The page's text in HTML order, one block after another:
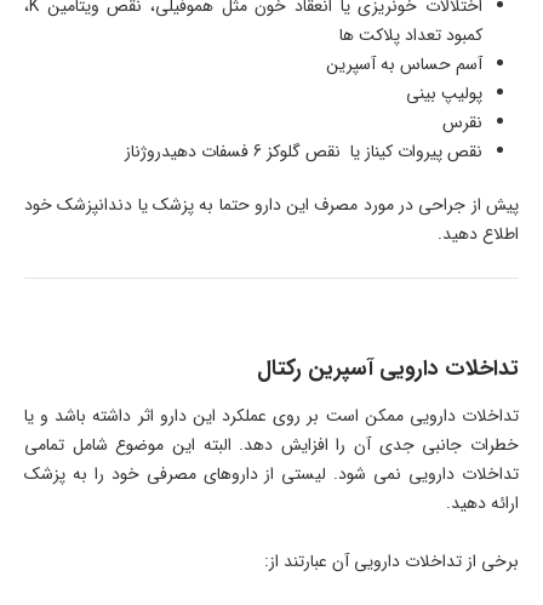
اختلالات خونریزی یا انعقاد خون مثل هموفیلی، نقص ویتامین K،
کمبود تعداد پلاکت ها
آسم حساس به آسپرین
پولیپ بینی
نقرس
نقص پیروات کیناز یا نقص گلوکز 6 فسفات دهیدروژناز
پیش از جراحی در مورد مصرف این دارو حتما به پزشک یا دندانپزشک خود
اطلاع دهید.
تداخلات دارویی آسپرین رکتال
تداخلات دارویی ممکن است بر روی عملکرد این دارو اثر داشته باشد و یا
خطرات جانبی جدی آن را افزایش دهد. البته این موضوع شامل تمامی
تداخلات دارویی نمی شود. لیستی از داروهای مصرفی خود را به پزشک
ارائه دهید.
برخی از تداخلات دارویی آن عبارتند از: